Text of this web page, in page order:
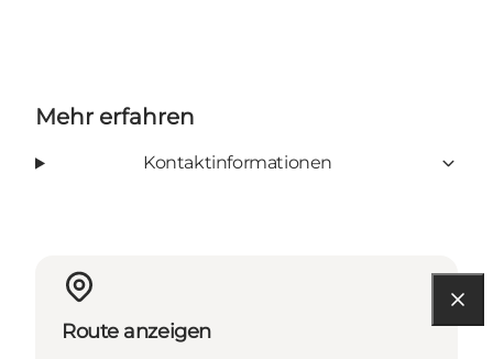
Mehr erfahren
Kontaktinformationen
Route anzeigen